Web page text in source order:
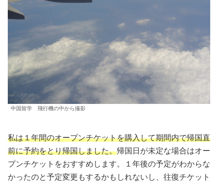
中国留学 飛行機の中から撮影
私は１年間のオープンチケットを購入して期間内で帰国直
前に予約をとり帰国しました。帰国日が未定な場合はオー
プンチケットをおすすめします。１年後の予定がわからな
かったのと予定変更もするかもしれないし、往復チケット